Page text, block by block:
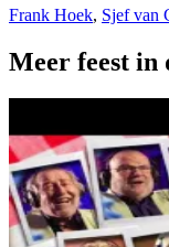
Frank Hoek, Sjef van
Meer feest in